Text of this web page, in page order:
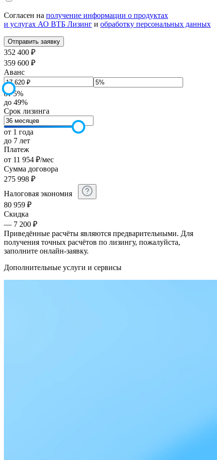
Согласен на получение информации о продуктах
и услугах АО ВТБ Лизинг и обработку персональных данных
352 400 ₽
359 600 ₽
Аванс
от 5%
до 49%
Срок лизинга
от 1 года
до 7 лет
Платеж
от 11 954 ₽/мес
Сумма договора
275 998 ₽
Налоговая экономия
80 959 ₽
Скидка
— 7 200 ₽
Приведённые расчёты являются предварительными. Для
получения точных расчётов по лизингу, пожалуйста,
заполните онлайн-заявку.
Дополнительные услуги и сервисы